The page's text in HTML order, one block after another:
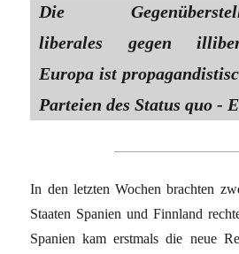
Die
liberales gegen
Europa ist
Parteien des Status quo -
In den letzten Wochen brachten
Staaten Spanien und Finnland
Spanien kam erstmals die neue